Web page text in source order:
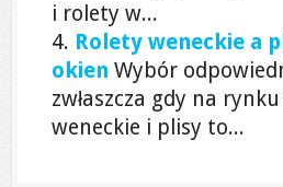
i rolety w...
Rolety weneckie a
okien Wybór
zwłaszcza gdy na
weneckie i plisy to...